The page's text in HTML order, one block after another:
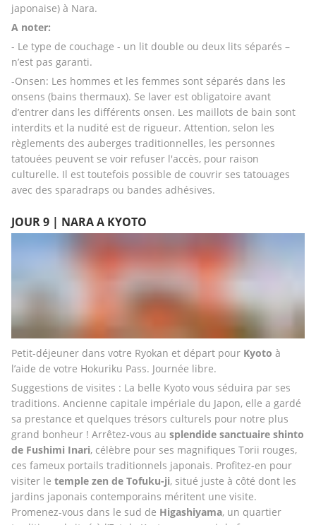
japonaise) à Nara.
A noter:
- Le type de couchage - un lit double ou deux lits séparés –
n’est pas garanti.
-Onsen: Les hommes et les femmes sont séparés dans les
onsens (bains thermaux). Se laver est obligatoire avant
d’entrer dans les différents onsen. Les maillots de bain sont
interdits et la nudité est de rigueur. Attention, selon les
règlements des auberges traditionnelles, les personnes
tatouées peuvent se voir refuser l'accès, pour raison
culturelle. Il est toutefois possible de couvrir ses tatouages
avec des sparadraps ou bandes adhésives.
JOUR 9 | NARA A KYOTO
Petit-déjeuner dans votre Ryokan et départ pour Kyoto à
l’aide de votre Hokuriku Pass. Journée libre.
Suggestions de visites : La belle Kyoto vous séduira par ses
traditions. Ancienne capitale impériale du Japon, elle a gardé
sa prestance et quelques trésors culturels pour notre plus
grand bonheur ! Arrêtez-vous au splendide sanctuaire shinto
de Fushimi Inari, célèbre pour ses magnifiques Torii rouges,
ces fameux portails traditionnels japonais. Profitez-en pour
visiter le temple zen de Tofuku-ji, situé juste à côté dont les
jardins japonais contemporains méritent une visite.
Promenez-vous dans le sud de Higashiyama, un quartier